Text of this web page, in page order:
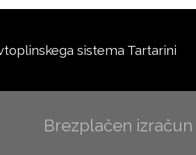
sistema Tartarini
Brezplačen